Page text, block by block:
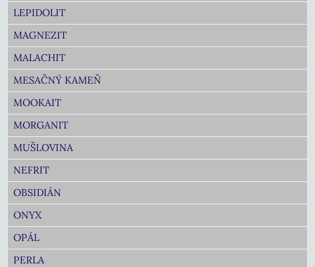
LEPIDOLIT
MAGNEZIT
MALACHIT
MESAČNÝ KAMEŇ
MOOKAIT
MORGANIT
MUŠLOVINA
NEFRIT
OBSIDIÁN
ONYX
OPÁL
PERLA